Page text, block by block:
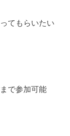
てもらいたい
で参加可能